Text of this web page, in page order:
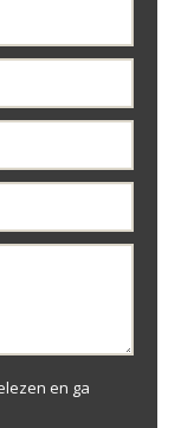
en ga